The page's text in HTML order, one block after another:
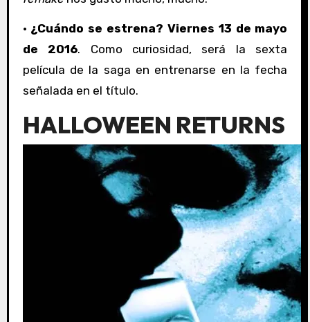
· ¿Cuándo se estrena? Viernes 13 de mayo
de 2016. Como curiosidad, será la sexta
película de la saga en entrenarse en la fecha
señalada en el título.
HALLOWEEN RETURNS